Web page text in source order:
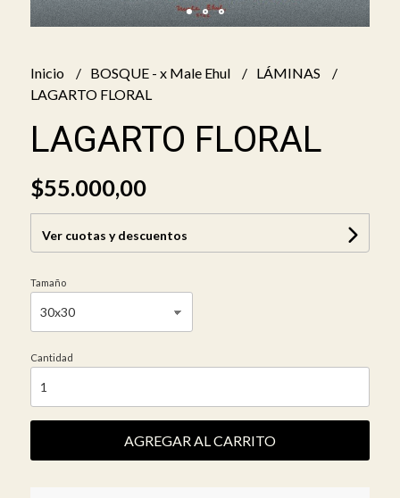
Inicio BOSQUE - x Male Ehul
LÁMINAS
LAGARTO FLORAL
LAGARTO FLORAL
$55.000,00
Ver cuotas y descuentos
Tamaño
Cantidad
AGREGAR AL CARRITO